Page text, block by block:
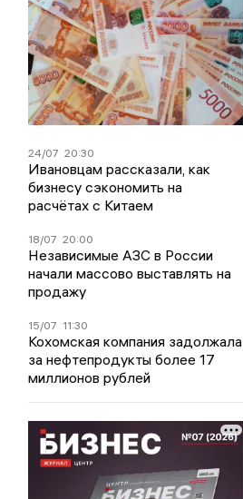
24/07 20:30
Ивановцам рассказали, как
бизнесу сэкономить на
расчётах с Китаем
18/07 20:00
Независимые АЗС в России
начали массово выставлять на
продажу
15/07 11:30
Кохомская компания задолжала
за нефтепродукты более 17
миллионов рублей